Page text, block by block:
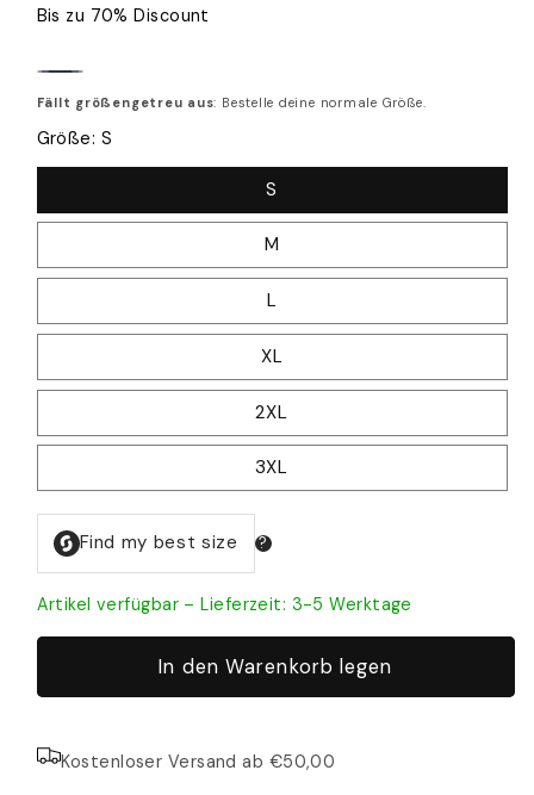
Bis zu 70% Discount
Fällt größengetreu aus: Bestelle deine normale Größe.
Größe: S
S
M
L
XL
2XL
3XL
Artikel verfügbar – Lieferzeit: 3-5 Werktage
In den Warenkorb legen
Kostenloser Versand ab €50,00